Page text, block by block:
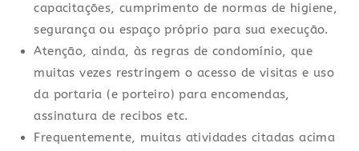
capacitações, cumprimento de normas de higiene,
segurança ou espaço próprio para sua execução.
Atenção, ainda, às regras de condomínio, que
muitas vezes restringem o acesso de visitas e uso
da portaria (e porteiro) para encomendas,
assinatura de recibos etc.
Frequentemente, muitas atividades citadas acima